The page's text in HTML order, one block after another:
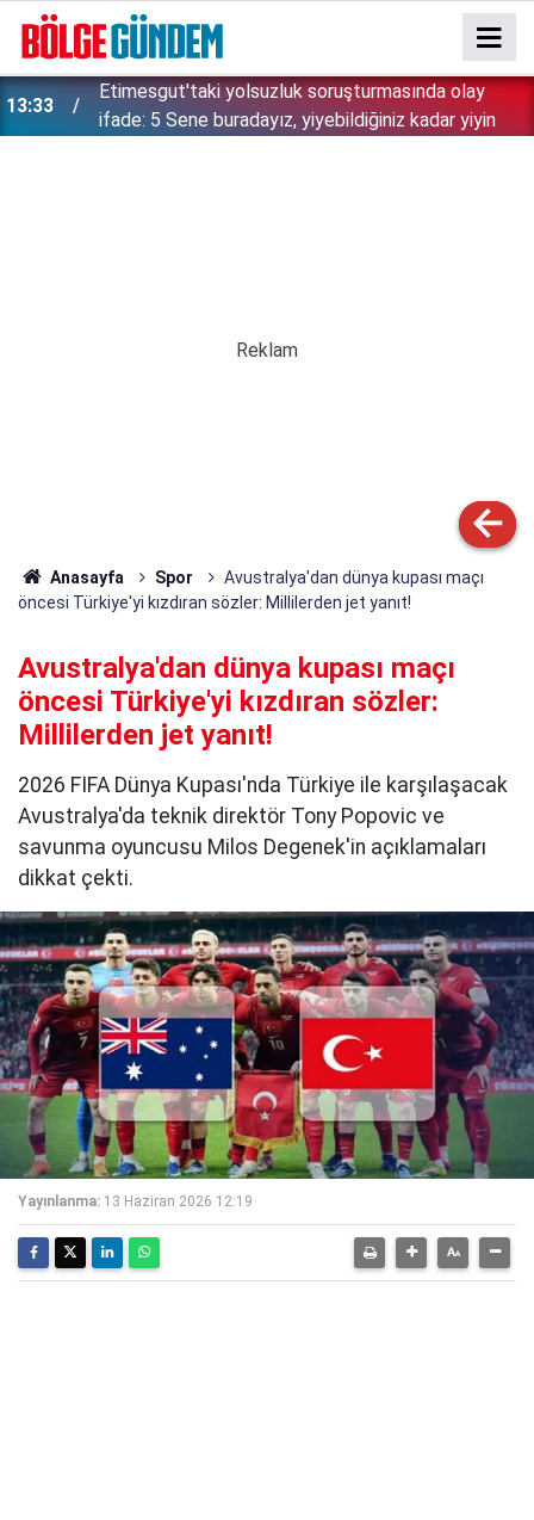
13:33
Etimesgut'taki yolsuzluk soruşturmasında olay
ifade: 5 Sene buradayız, yiyebildiğiniz kadar yiyin
Anasayfa Spor
Avustralya'dan dünya kupası maçı
öncesi Türkiye'yi kızdıran sözler: Millilerden jet yanıt!
Avustralya'dan dünya kupası maçı
öncesi Türkiye'yi kızdıran sözler:
Millilerden jet yanıt!
2026 FIFA Dünya Kupası'nda Türkiye ile karşılaşacak
Avustralya'da teknik direktör Tony Popovic ve
savunma oyuncusu Milos Degenek'in açıklamaları
dikkat çekti.
Yayınlanma: 13 Haziran 2026 12:19